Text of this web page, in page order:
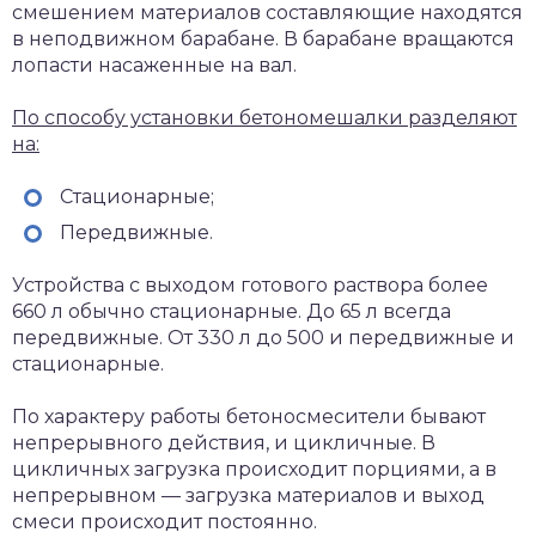
смешением материалов составляющие находятся
в неподвижном барабане. В барабане вращаются
лопасти насаженные на вал.
По способу установки бетономешалки разделяют
на:
Стационарные;
Передвижные.
Устройства с выходом готового раствора более
660 л обычно стационарные. До 65 л всегда
передвижные. От 330 л до 500 и передвижные и
стационарные.
По характеру работы бетоносмесители бывают
непрерывного действия, и цикличные. В
цикличных загрузка происходит порциями, а в
непрерывном — загрузка материалов и выход
смеси происходит постоянно.